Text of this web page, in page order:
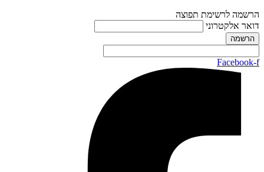
הרשמה לרשימת תפוצה
דואר אלקטרוני
Facebook-f